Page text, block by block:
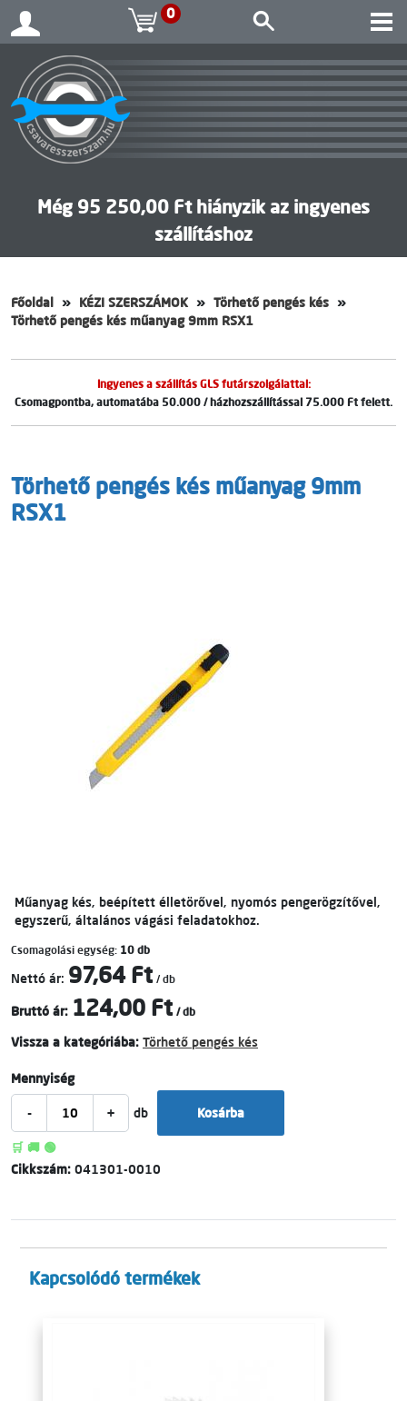
0
Még 95 250,00 Ft hiányzik az ingyenes
szállításhoz
Főoldal KÉZI SZERSZÁMOK
Törhető pengés kés
Törhető pengés kés műanyag 9mm RSX1
Ingyenes a szállítás GLS futárszolgálattal:
Csomagpontba, automatába 50.000 / házhozszállítással 75.000 Ft felett.
Törhető pengés kés műanyag 9mm
RSX1
Műanyag kés, beépített élletörővel, nyomós pengerögzítővel,
egyszerű, általános vágási feladatokhoz.
Csomagolási egység: 10 db
Nettó ár: 97,64 Ft / db
Bruttó ár: 124,00 Ft / db
Vissza a kategóriába: Törhető pengés kés
Mennyiség
- + db Kosárba
🛒 🚚 🟢
Cikkszám: 041301-0010
Kapcsolódó termékek